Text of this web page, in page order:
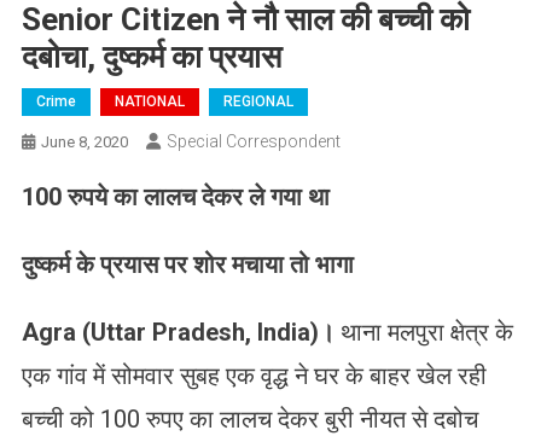
Senior Citizen ने नौ साल की बच्ची को
दबोचा, दुष्कर्म का प्रयास
Crime NATIONAL REGIONAL
June 8, 2020 Special Correspondent
100 रुपये का लालच देकर ले गया था
दुष्कर्म के प्रयास पर शोर मचाया तो भागा
Agra (Uttar Pradesh, India) । थाना मलपुरा क्षेत्र के
एक गांव में सोमवार सुबह एक वृद्ध ने घर के बाहर खेल रही
बच्ची को 100 रुपए का लालच देकर बुरी नीयत से दबोच